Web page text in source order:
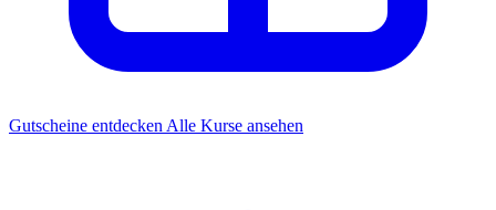
Gutscheine entdecken Alle Kurse ansehen